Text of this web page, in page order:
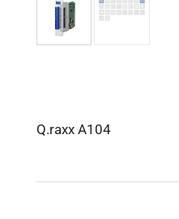
Q.raxx A104